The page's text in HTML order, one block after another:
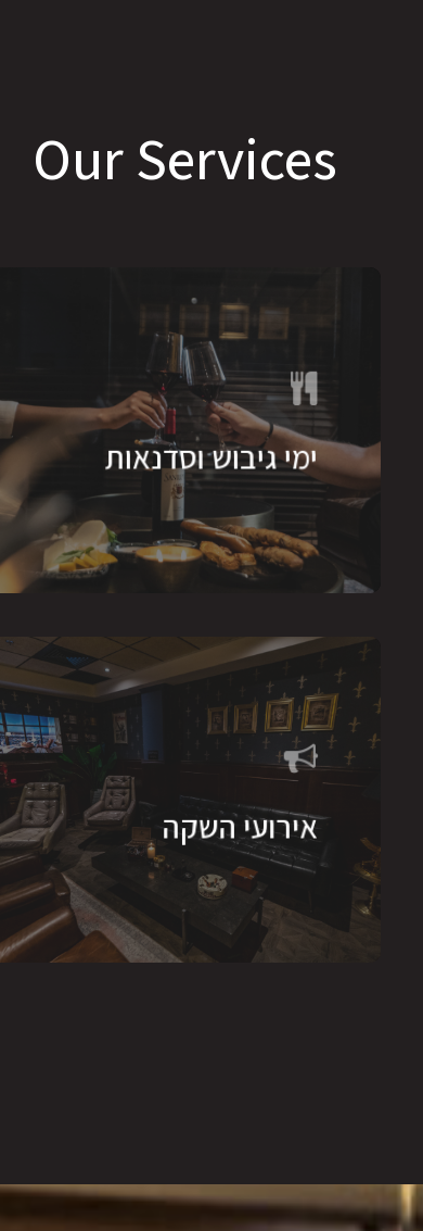
Our Services
ימי גיבוש וסדנאות
אירועי השקה